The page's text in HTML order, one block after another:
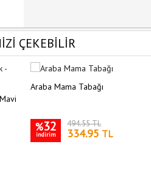
ÇEKEBİLİR
Araba Mama Tabağı
%32
indirim
494.55 TL
334.95 TL